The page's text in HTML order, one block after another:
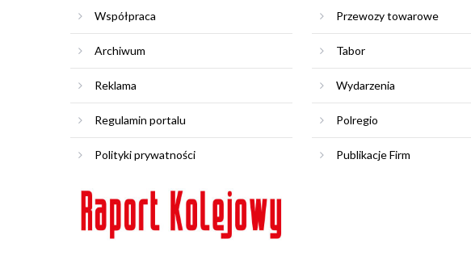
Współpraca
Archiwum
Reklama
Regulamin portalu
Polityki prywatności
Przewozy towarowe
Tabor
Wydarzenia
Polregio
Publikacje Firm